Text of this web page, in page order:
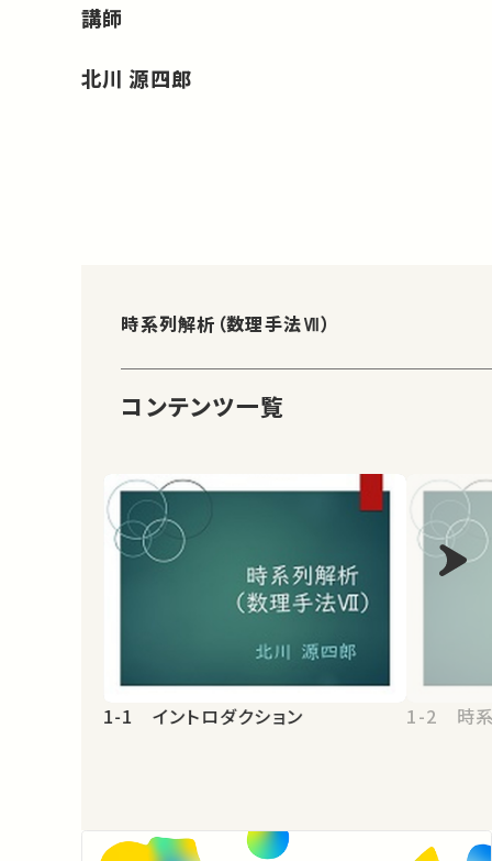
講師
北川 源四郎
時系列解析（数理手法Ⅶ）
コンテンツ一覧
1-1 イントロダクション 1-2 時系